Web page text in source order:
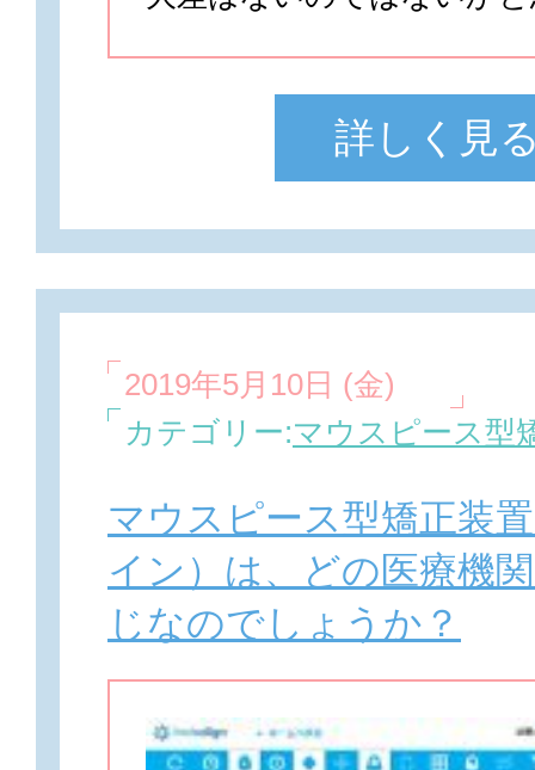
詳しく見
2019年5月10日 (金)
カテゴリー:マウスピース型
マウスピース型矯正装
イン）は、どの医療機
じなのでしょうか？